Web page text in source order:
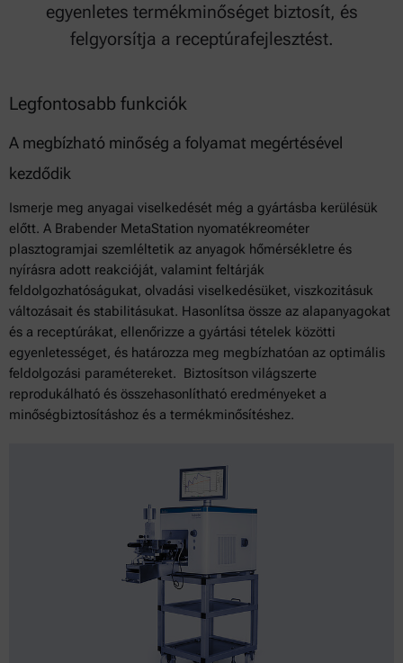
egyenletes termékminőséget biztosít, és
felgyorsítja a receptúrafejlesztést.
Legfontosabb funkciók
A megbízható minőség a folyamat megértésével
kezdődik
Ismerje meg anyagai viselkedését még a gyártásba kerülésük
előtt. A Brabender MetaStation nyomatékreométer
plasztogramjai szemléltetik az anyagok hőmérsékletre és
nyírásra adott reakcióját, valamint feltárják
feldolgozhatóságukat, olvadási viselkedésüket, viszkozitásuk
változásait és stabilitásukat. Hasonlítsa össze az alapanyagokat
és a receptúrákat, ellenőrizze a gyártási tételek közötti
egyenletességet, és határozza meg megbízhatóan az optimális
feldolgozási paramétereket. Biztosítson világszerte
reprodukálható és összehasonlítható eredményeket a
minőségbiztosításhoz és a termékminősítéshez.